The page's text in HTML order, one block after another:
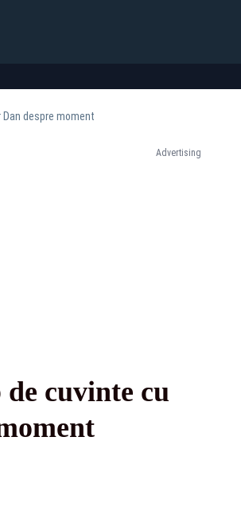
despre moment
Advertising
cuvinte cu